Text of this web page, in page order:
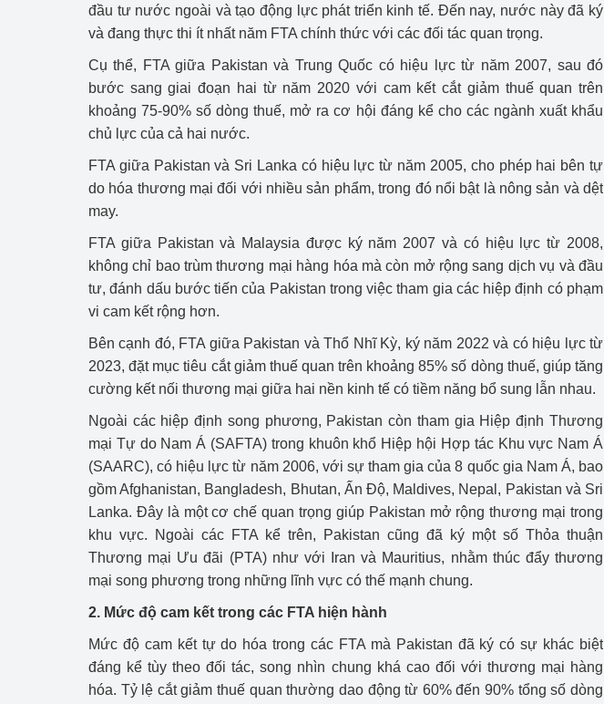
đầu tư nước ngoài và tạo động lực phát triển kinh tế. Đến nay, nước này đã ký
và đang thực thi ít nhất năm FTA chính thức với các đối tác quan trọng.
Cụ thể, FTA giữa Pakistan và Trung Quốc có hiệu lực từ năm 2007, sau đó
bước sang giai đoạn hai từ năm 2020 với cam kết cắt giảm thuế quan trên
khoảng 75-90% số dòng thuế, mở ra cơ hội đáng kể cho các ngành xuất khẩu
chủ lực của cả hai nước.
FTA giữa Pakistan và Sri Lanka có hiệu lực từ năm 2005, cho phép hai bên tự
do hóa thương mại đối với nhiều sản phẩm, trong đó nổi bật là nông sản và dệt
may.
FTA giữa Pakistan và Malaysia được ký năm 2007 và có hiệu lực từ 2008,
không chỉ bao trùm thương mại hàng hóa mà còn mở rộng sang dịch vụ và đầu
tư, đánh dấu bước tiến của Pakistan trong việc tham gia các hiệp định có phạm
vi cam kết rộng hơn.
Bên cạnh đó, FTA giữa Pakistan và Thổ Nhĩ Kỳ, ký năm 2022 và có hiệu lực từ
2023, đặt mục tiêu cắt giảm thuế quan trên khoảng 85% số dòng thuế, giúp tăng
cường kết nối thương mại giữa hai nền kinh tế có tiềm năng bổ sung lẫn nhau.
Ngoài các hiệp định song phương, Pakistan còn tham gia Hiệp định Thương
mại Tự do Nam Á (SAFTA) trong khuôn khổ Hiệp hội Hợp tác Khu vực Nam Á
(SAARC), có hiệu lực từ năm 2006, với sự tham gia của 8 quốc gia Nam Á, bao
gồm Afghanistan, Bangladesh, Bhutan, Ấn Độ, Maldives, Nepal, Pakistan và Sri
Lanka. Đây là một cơ chế quan trọng giúp Pakistan mở rộng thương mại trong
khu vực. Ngoài các FTA kể trên, Pakistan cũng đã ký một số Thỏa thuận
Thương mại Ưu đãi (PTA) như với Iran và Mauritius, nhằm thúc đẩy thương
mại song phương trong những lĩnh vực có thế mạnh chung.
2. Mức độ cam kết trong các FTA hiện hành
Mức độ cam kết tự do hóa trong các FTA mà Pakistan đã ký có sự khác biệt
đáng kể tùy theo đối tác, song nhìn chung khá cao đối với thương mại hàng
hóa. Tỷ lệ cắt giảm thuế quan thường dao động từ 60% đến 90% tổng số dòng